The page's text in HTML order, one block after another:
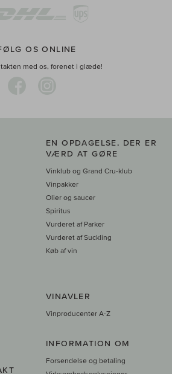
OS ONLINE
med os, forenet i glæde!
EN OPDAGELSE, DER ER
VÆRD AT GØRE
Vinklub og Grand Cru-klub
Vinpakker
Olier og saucer
Spiritus
Vurderet af Parker
Vurderet af Suckling
Køb af vin
VINAVLER
Vinproducenter A-Z
INFORMATION OM
Forsendelse og betaling